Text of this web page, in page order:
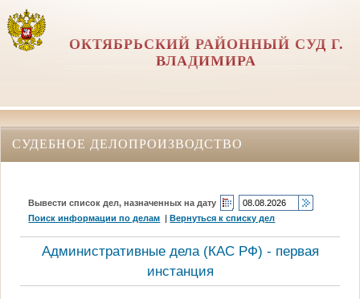
ОКТЯБРЬСКИЙ РАЙОННЫЙ СУД Г.
ВЛАДИМИРА
СУДЕБНОЕ ДЕЛОПРОИЗВОДСТВО
Вывести список дел, назначенных на дату
Поиск информации по делам |Вернуться к списку дел
Административные дела (КАC РФ) - первая
инстанция